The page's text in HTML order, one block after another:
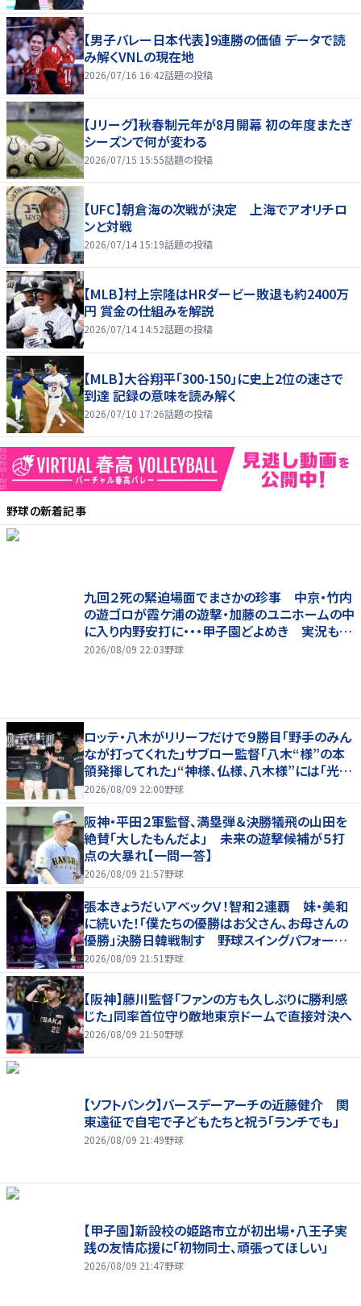
【男子バレー日本代表】9連勝の価値 データで読
み解くVNLの現在地
2026/07/16 16:42話題の投稿
【Jリーグ】秋春制元年が8月開幕 初の年度またぎ
シーズンで何が変わる
2026/07/15 15:55話題の投稿
【UFC】朝倉海の次戦が決定 上海でアオリチロ
ンと対戦
2026/07/14 15:19話題の投稿
【MLB】村上宗隆はHRダービー敗退も約2400万
円 賞金の仕組みを解説
2026/07/14 14:52話題の投稿
【MLB】大谷翔平「300-150」に史上2位の速さで
到達 記録の意味を読み解く
2026/07/10 17:26話題の投稿
野球の新着記事
九回２死の緊迫場面でまさかの珍事 中京・竹内
の遊ゴロが霞ケ浦の遊撃・加藤のユニホームの中
に入り内野安打に・・・甲子園どよめき 実況も驚
き「おっと！」
2026/08/09 22:03野球
ロッテ・八木がリリーフだけで９勝目「野手のみん
なが打ってくれた」サブロー監督「八木“様”の本
領発揮してれた」“神様、仏様、八木様”には「光栄
です」
2026/08/09 22:00野球
阪神・平田２軍監督、満塁弾＆決勝犠飛の山田を
絶賛「大したもんだよ」 未来の遊撃候補が５打
点の大暴れ【一問一答】
2026/08/09 21:57野球
張本きょうだいアベックＶ！智和２連覇 妹・美和
に続いた！「僕たちの優勝はお父さん、お母さんの
優勝」決勝日韓戦制す 野球スイングパフォーマ
ンスで歓喜爆発 本音もちらり「妹が先に決めて
2026/08/09 21:51 野球
【阪神】藤川監督「ファンの方も久しぶりに勝利感
じた」同率首位守り敵地東京ドームで直接対決へ
2026/08/09 21:50野球
【ソフトバンク】バースデーアーチの近藤健介 関
東遠征で自宅で子どもたちと祝う「ランチでも」
2026/08/09 21:49野球
【甲子園】新設校の姫路市立が初出場・八王子実
践の友情応援に「初物同士、頑張ってほしい」
2026/08/09 21:47野球